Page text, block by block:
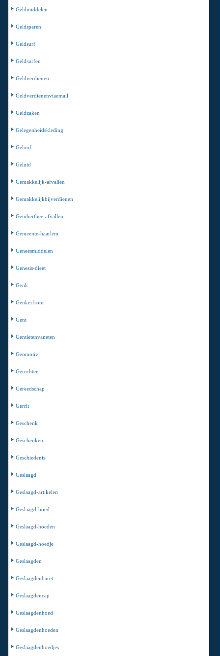
Geldmiddelen
Geldsparen
Geldsurf
Geldsurfen
Geldverdienen
Geldverdienenviaemail
Geldzaken
Gelegenheidskleding
Geloof
Geluid
Gemakkelijk-afvallen
Gemakkelijkbijverdienen
Gemberthee-afvallen
Gemeente-haarlem
Geneesmiddelen
Genesis-dieet
Genk
Genkerfront
Gent
Gentietenvaneten
Geomotiv
Gerechten
Gereedschap
Gerrit
Geschenk
Geschenken
Geschiedenis
Geslaagd
Geslaagd-artikelen
Geslaagd-hoed
Geslaagd-hoeden
Geslaagd-hoedje
Geslaagden
Geslaagdenbaret
Geslaagdencap
Geslaagdenhoed
Geslaagdenhoeden
Geslaagdenhoedjes